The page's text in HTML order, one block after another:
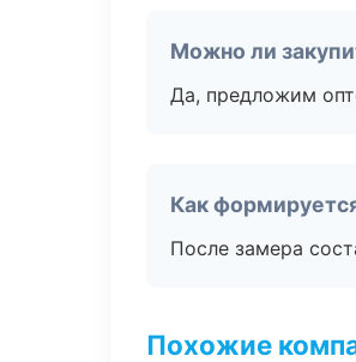
Можно ли
Да, предложим
Как
После замера
Похожие